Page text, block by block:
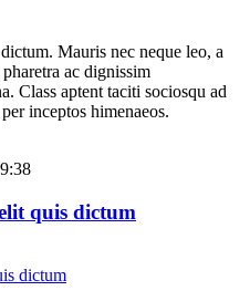
Mauris nec neque leo, a
ac dignissim
Class aptent taciti sociosqu ad
inceptos himenaeos.
quis dictum